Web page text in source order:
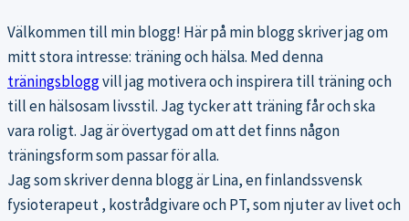
Välkommen till min blogg! Här på min blogg skriver jag om
mitt stora intresse: träning och hälsa. Med denna
träningsbloggvill jag motivera och inspirera till träning och
till en hälsosam livsstil. Jag tycker att träning får och ska
vara roligt. Jag är övertygad om att det finns någon
träningsform som passar för alla.
Jag som skriver denna blogg är Lina, en finlandssvensk
fysioterapeut , kostrådgivare och PT, som njuter av livet och